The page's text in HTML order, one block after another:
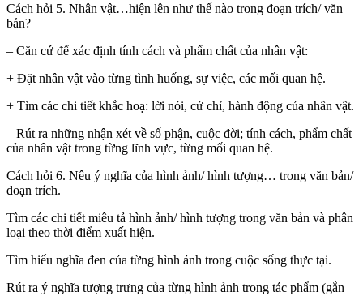
Cách hỏi 5. Nhân vật…hiện lên như thế nào trong đoạn trích/ văn
bản?
– Căn cứ để xác định tính cách và phẩm chất của nhân vật:
+ Đặt nhân vật vào từng tình huống, sự việc, các mối quan hệ.
+ Tìm các chi tiết khắc hoạ: lời nói, cử chỉ, hành động của nhân vật.
– Rút ra những nhận xét về số phận, cuộc đời; tính cách, phẩm chất
của nhân vật trong từng lĩnh vực, từng mối quan hệ.
Cách hỏi 6. Nêu ý nghĩa của hình ảnh/ hình tượng… trong văn bản/
đoạn trích.
Tìm các chi tiết miêu tả hình ảnh/ hình tượng trong văn bản và phân
loại theo thời điểm xuất hiện.
Tìm hiểu nghĩa đen của từng hình ảnh trong cuộc sống thực tại.
Rút ra ý nghĩa tượng trưng của từng hình ảnh trong tác phẩm (gắn